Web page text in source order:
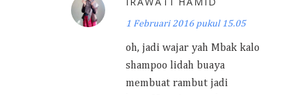
1 Februari 2016 pukul 15.05
oh, jadi wajar yah Mbak kalo
shampoo lidah buaya
membuat rambut jadi